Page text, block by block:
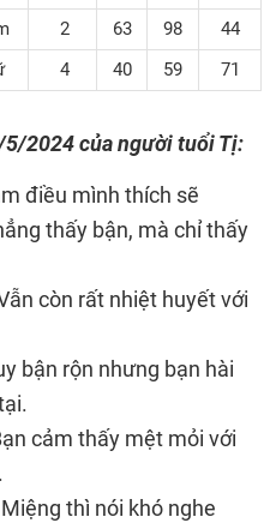
2 63 98
44
4 40 59 71
5/2024của người tuổi Tị:
điều mình thích sẽ
thấy bận, mà chỉ thấy
còn rất nhiệt huyết với
bận rộn nhưng bạn hài
cảm thấy mệt mỏi với
thì nói khó nghe